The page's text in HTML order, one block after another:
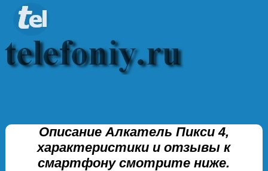
Описание Алкатель Пикси 4,
характеристики и отзывы к
смартфону смотрите ниже.